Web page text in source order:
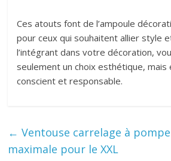
Ces atouts font de l’ampoule
pour ceux qui souhaitent allier style
l’intégrant dans votre décoration,
seulement un choix esthétique, mais
conscient et responsable.
← Ventouse carrelage à
maximale pour le XXL